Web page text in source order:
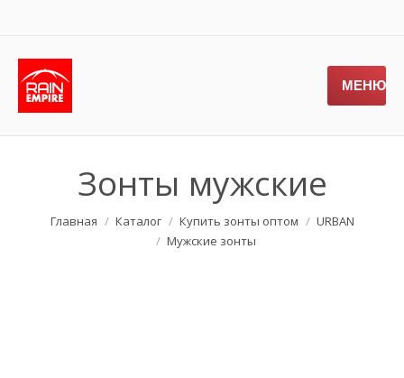
МЕНЮ
Зонты мужские
Вы здесь:
Главная Каталог Купить зонты оптом
URBAN
Мужские зонты